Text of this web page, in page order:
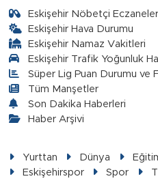
Eskişehir Nöbetçi Eczaneler
Eskişehir Hava Durumu
Eskişehir Namaz Vakitleri
Eskişehir Trafik Yoğunluk
Süper Lig Puan Durumu ve
Tüm Manşetler
Son Dakika Haberleri
Haber Arşivi
Yurttan Dünya
Eskişehirspor
Spor